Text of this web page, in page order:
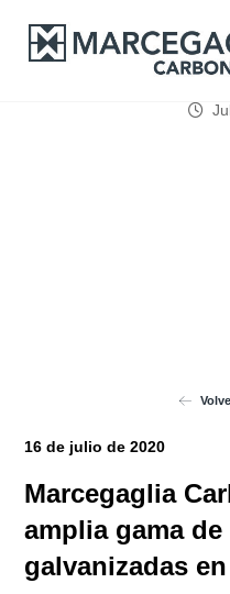
16 de julio de 2020
Marcegaglia
amplia gama
galvanizadas